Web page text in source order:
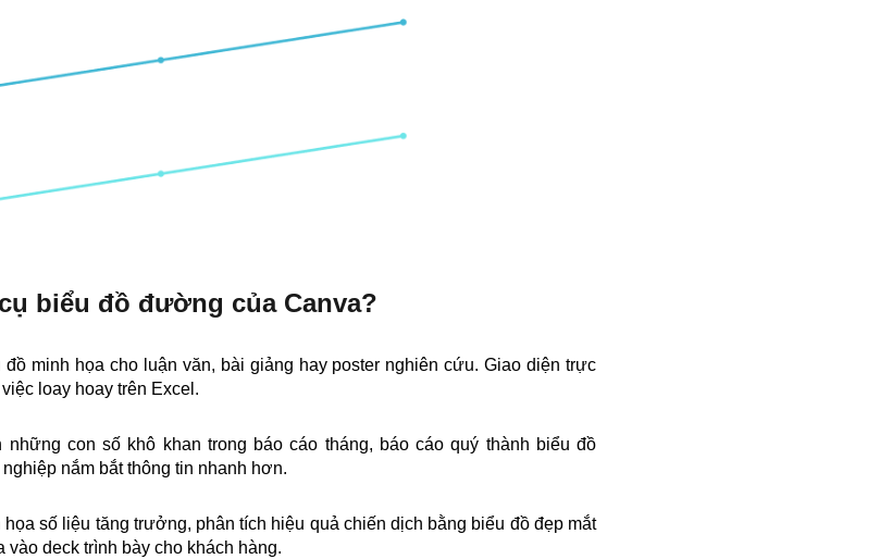
biểu đồ đường của Canva?
đồ minh họa cho luận văn, bài giảng hay poster nghiên cứu. Giao diện trực
loay hoay trên Excel.
những con số khô khan trong báo cáo tháng, báo cáo quý thành biểu đồ
nắm bắt thông tin nhanh hơn.
họa số liệu tăng trưởng, phân tích hiệu quả chiến dịch bằng biểu đồ đẹp mắt
deck trình bày cho khách hàng.